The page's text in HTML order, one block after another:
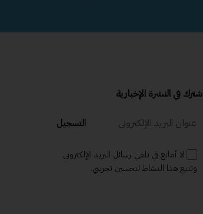
اشترك في النشرة الإخبارية
التسجيل
لا أمانع في تلقي رسائل البريد الإلكتروني
وتتبع هذا النشاط لتحسين تجربتي.